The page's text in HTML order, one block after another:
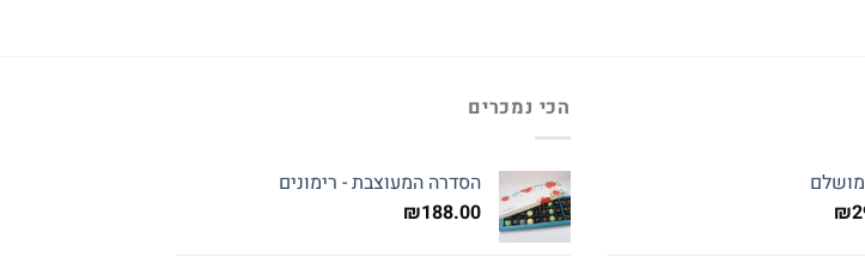
₪
הכי נמכרים
הסדרה המעוצבת - רימונים
₪188.00